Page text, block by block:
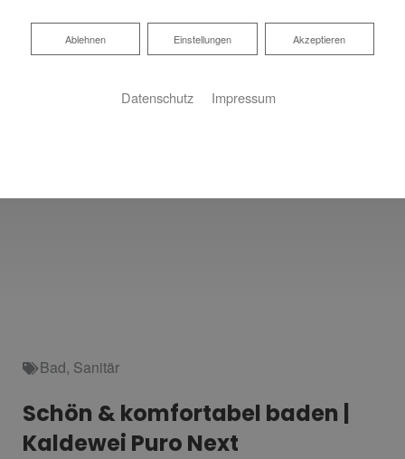
Bad, Sanitär
Schön & komfortabel baden |
Kaldewei Puro Next
Akzeptieren
Einstellungen
Ablehnen
Ablehnen
Datenschutz Impressum